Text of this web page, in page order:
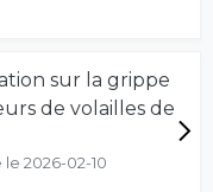
sur la grippe
de volailles de
2026-02-10